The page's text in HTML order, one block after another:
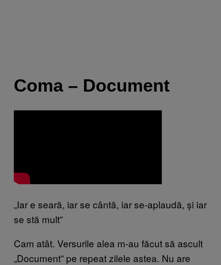
Coma – Document
„Iar e seară, iar se cântă, iar se-aplaudă, și iar
se stă mult”
Cam atât. Versurile alea m-au făcut să ascult
„Document” pe repeat zilele astea. Nu are